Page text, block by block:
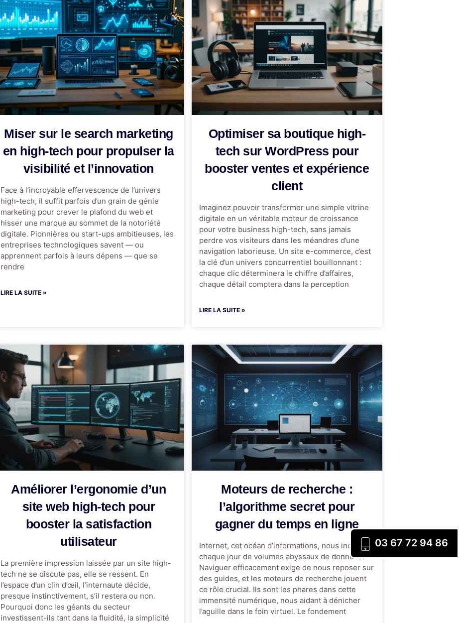
Miser sur le search marketing
en high-tech pour propulser la
visibilité et l’innovation
Face à l’incroyable effervescence de l’univers
high-tech, il suffit parfois d’un grain de génie
marketing pour crever le plafond du web et
hisser une marque au sommet de la notoriété
digitale. Pionnières ou start-ups ambitieuses, les
entreprises technologiques savent — ou
apprennent parfois à leurs dépens — que se
rendre
LIRE LA SUITE »
Optimiser sa boutique high-
tech sur WordPress pour
booster ventes et expérience
client
Imaginez pouvoir transformer une simple vitrine
digitale en un véritable moteur de croissance
pour votre business high-tech, sans jamais
perdre vos visiteurs dans les méandres d’une
navigation laborieuse. Un site e-commerce, c’est
la clé d’un univers concurrentiel bouillonnant :
chaque clic déterminera le chiffre d’affaires,
chaque détail comptera dans la perception
LIRE LA SUITE »
Améliorer l’ergonomie d’un
site web high-tech pour
booster la satisfaction
utilisateur
La première impression laissée par un site high-
tech ne se discute pas, elle se ressent. En
l’espace d’un clin d’œil, l’internaute décide,
presque instinctivement, s’il restera ou non.
Pourquoi donc les géants du secteur
investissent-ils tant dans la fluidité, la simplicité
Moteurs de recherche :
l’algorithme secret pour
gagner du temps en ligne
Internet, cet océan d’informations, nous inonde
chaque jour de volumes abyssaux de données.
Naviguer efficacement exige de nous reposer sur
des guides, et les moteurs de recherche jouent
ce rôle crucial. Ils sont les phares dans cette
immensité numérique, nous aidant à dénicher
l’aguille dans le foin virtuel. Le fondement
03 67 72 94 86